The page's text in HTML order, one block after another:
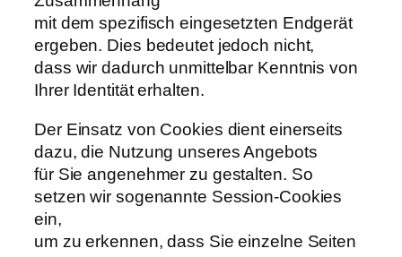
mit dem spezifisch eingesetzten Endgerät
ergeben. Dies bedeutet jedoch nicht,
dass wir dadurch unmittelbar Kenntnis von
Ihrer Identität erhalten.
Der Einsatz von Cookies dient einerseits
dazu, die Nutzung unseres Angebots
für Sie angenehmer zu gestalten. So
setzen wir sogenannte Session-Cookies
ein,
um zu erkennen, dass Sie einzelne Seiten